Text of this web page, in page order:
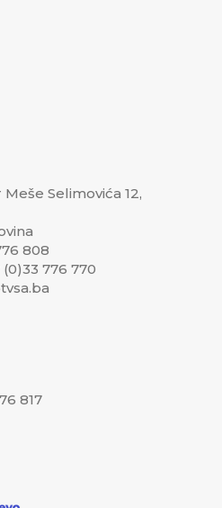
Selimovića 12,
808
776 770
817